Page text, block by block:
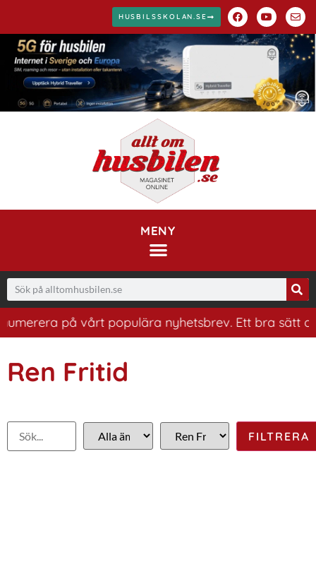
HUSBILSSKOLAN.SE
MENY
på vårt populära nyhetsbrev. Ett bra sätt att
Ren Fritid